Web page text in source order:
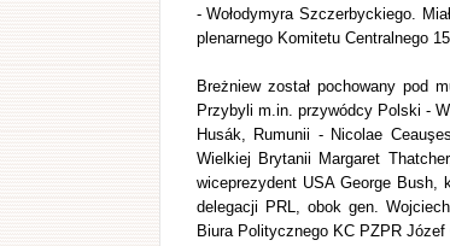
- Wołodymyra Szczerbyckiego.
plenarnego Komitetu Centralnego
Breżniew został pochowany pod
Przybyli m.in. przywódcy Polski -
Husák, Rumunii - Nicolae
Wielkiej Brytanii Margaret
wiceprezydent USA George Bush,
delegacji PRL, obok gen.
Biura Politycznego KC PZPR Józef